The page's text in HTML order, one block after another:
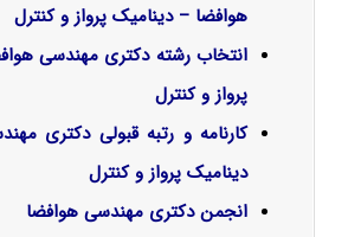
هوافضا – دینامیک پرواز و کنترل
انتخاب رشته دکتری مهندسی
پرواز و کنترل
کارنامه و رتبه قبولی دکتری
دینامیک پرواز و کنترل
انجمن دکتری مهندسی هوافضا